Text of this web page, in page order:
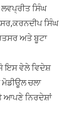
ਪਰਦਾਫਾਸ਼,
ਤਿੰਨ
ਹਥਿਆਰਾਂ
ਗ੍ਰਿਫ਼ਤਾਰ
ਲਵਪ੍ਰੀਤ ਸਿੰਘ
ਸਿੰਘ
ਅਤੇ ਬੂਟਾ
ਇਸ ਵੇਲੇ ਵਿਦੇਸ਼
ਚਲਾ
ਆਪਣੇ ਨਿਰਦੇਸ਼ਾਂ